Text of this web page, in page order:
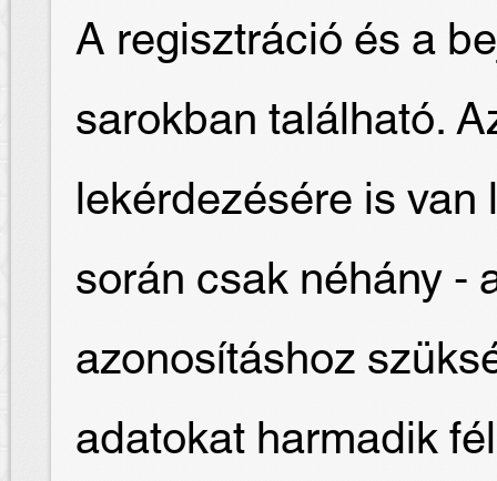
A regisztráció és a
sarokban található.
lekérdezésére is
során csak néhány -
azonosításhoz
adatokat harmadik